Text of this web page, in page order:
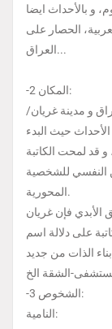
و بالأحداث ايضا
الحصار على
العراق...
-2 المكان:
و مدينة غريان/
حيث البدء
و قد لمحت الكاتبة
النفسي للشخصية
المحورية.
الأبدي فإن غريان
على دلالة اسم
-3 الشخوص:
النامية: